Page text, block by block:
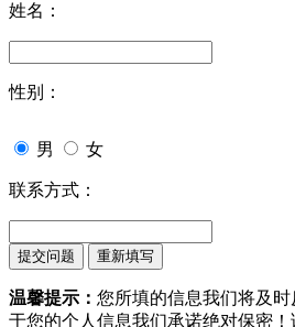
姓名：
性别：
男 女
联系方式：
温馨提示： 您所填的信息我们将及
于您的个人信息我们承诺绝对保密！